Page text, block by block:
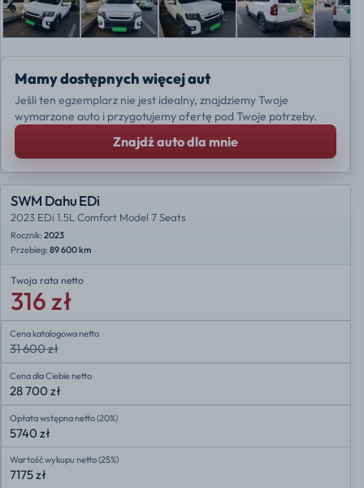
Mamy dostępnych więcej aut
Jeśli ten egzemplarz nie jest idealny, znajdziemy Twoje
wymarzone auto i przygotujemy ofertę pod Twoje potrzeby.
Znajdź auto dla mnie
SWM Dahu EDi
2023 EDi 1.5L Comfort Model 7 Seats
Rocznik: 2023
Przebieg: 89 600 km
Twoja rata netto
316 zł
Cena katalogowa netto
31 600 zł
Cena dla Ciebie netto
28 700 zł
Opłata wstępna netto (20%)
5740 zł
Wartość wykupu netto (25%)
7175 zł